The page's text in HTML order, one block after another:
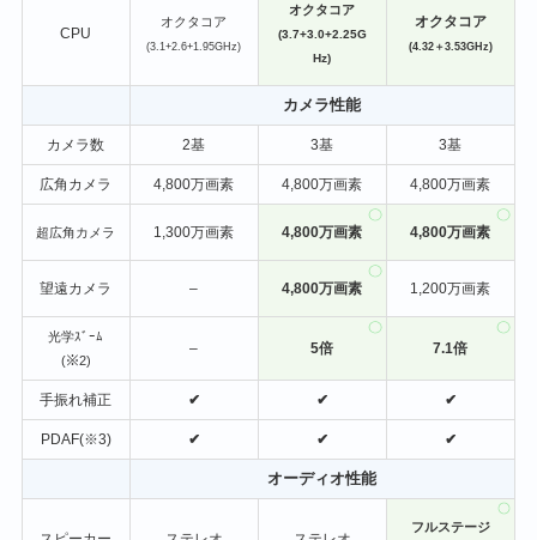
CPU
オクタコア
(3.1+2.6+1.95GHz)
オクタコア
(3.7+3.0+2.25G
Hz)
オクタコア
(4.32＋3.53GHz)
カメラ性能
カメラ数 2基 3基 3基
広角カメラ 4,800万画素 4,800万画素 4,800万画素
超広角カメラ 1,300万画素 4,800万画素 4,800万画素
望遠カメラ – 4,800万画素 1,200万画素
光学ｽﾞｰﾑ
(※2)
– 5倍 7.1倍
手振れ補正 ✔ ✔ ✔
PDAF(※3) ✔ ✔ ✔
オーディオ性能
フルステージ